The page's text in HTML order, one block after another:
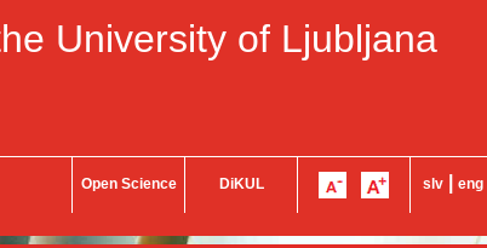
University of Ljubljana
Open Science DiKUL slv eng